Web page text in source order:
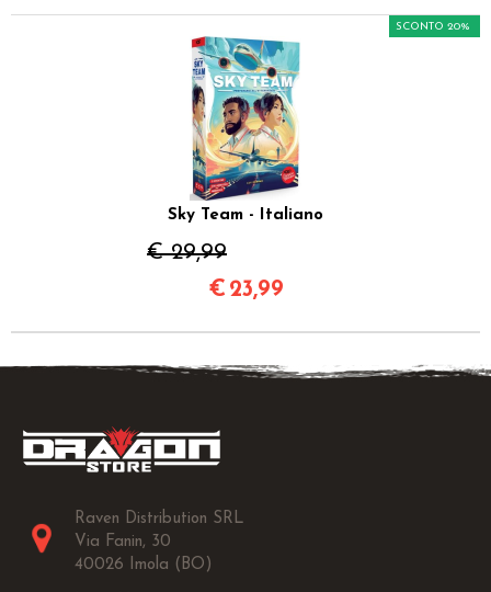
Sky Team - Italiano
€ 29,99
SCONTO 20%
€ 23,99
Raven Distribution SRL
Via Fanin, 30
40026 Imola (BO)